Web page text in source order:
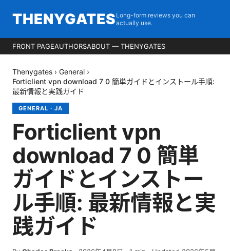
THENYGATES Long-form reviews you can
actually use.
FRONT PAGEAUTHORSABOUT — THENYGATES
Thenygates › General ›
Forticlient vpn download 7 0 簡単ガイドとインストール手順:
最新情報と実践ガイド
GENERAL · JA
Forticlient vpn
download 7 0 簡単
ガイドとインストー
ル手順: 最新情報と実
践ガイド